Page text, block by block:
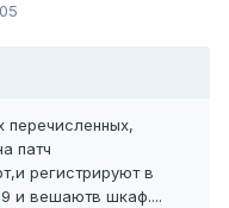
патч
регистрируют в
и вешаютв шкаф....